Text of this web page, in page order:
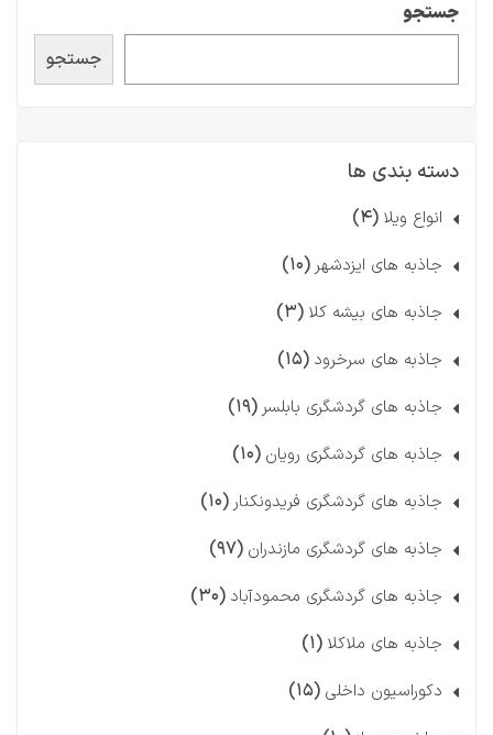
جستجو
جستجو
دسته بندی ها
انواع ویلا (۴)
جاذبه های ایزدشهر (۱۰)
جاذبه های بیشه کلا (۳)
جاذبه های سرخرود (۱۵)
جاذبه های گردشگری بابلسر (۱۹)
جاذبه های گردشگری رویان (۱۰)
جاذبه های گردشگری فریدونکنار (۱۰)
جاذبه های گردشگری مازندران (۹۷)
جاذبه های گردشگری محمودآباد (۳۰)
جاذبه های ملاکلا (۱)
دکوراسیون داخلی (۱۵)